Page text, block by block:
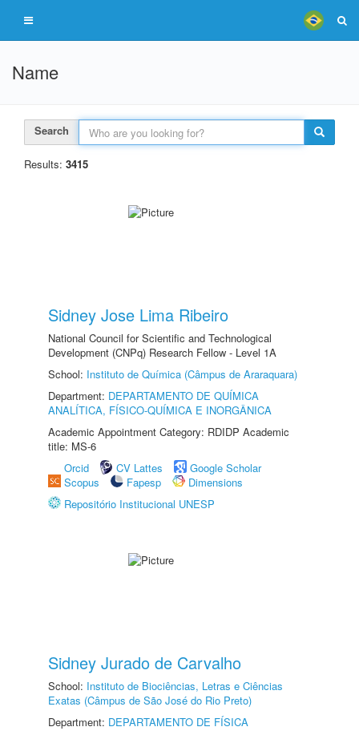
Name
Search
Results: 3415
Sidney Jose Lima Ribeiro
National Council for Scientific and Technological
Development (CNPq) Research Fellow - Level 1A
School: Instituto de Química (Câmpus de Araraquara)
Department: DEPARTAMENTO DE QUÍMICA
ANALÍTICA, FÍSICO-QUÍMICA E INORGÂNICA
Academic Appointment Category: RDIDP Academic
title: MS-6
Orcid
CV Lattes
Google Scholar
Scopus
Fapesp
Dimensions
Repositório Institucional UNESP
Sidney Jurado de Carvalho
School: Instituto de Biociências, Letras e Ciências
Exatas (Câmpus de São José do Rio Preto)
Department: DEPARTAMENTO DE FÍSICA